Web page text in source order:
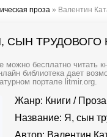
проза » Валентин
СЫН ТРУДОВОГО
можно бесплатно читать
библиотека дает
портале litmir.org.
Жанр: Книги / Проза
Название: Я, сын
Автор: Валентин